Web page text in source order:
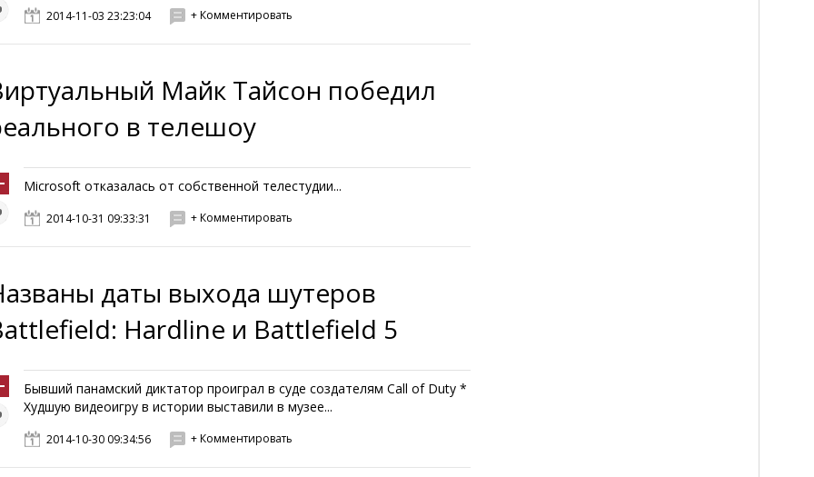
2014-11-03 23:23:04 + Комментировать
Майк Тайсон победил
в телешоу
Microsoft отказалась от собственной телестудии...
2014-10-31 09:33:31 + Комментировать
даты выхода шутеров
Hardline и Battlefield 5
Бывший панамский диктатор проиграл в суде создателям Call of Duty *
Худшую видеоигру в истории выставили в музее...
2014-10-30 09:34:56 + Комментировать